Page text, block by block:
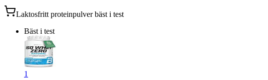
Laktosfritt proteinpulverbäst i test
Bäst i test
1